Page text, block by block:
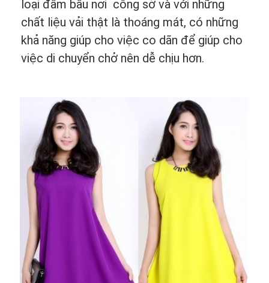
loại đầm bầu nơi công sở và với những
chất liệu vải thật là thoáng mát, có những
khả năng giúp cho việc co dãn để giúp cho
việc di chuyển chở nên dễ chịu hơn.